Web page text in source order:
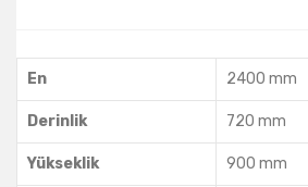
En 2400 mm
Derinlik 720 mm
Yükseklik 900 mm